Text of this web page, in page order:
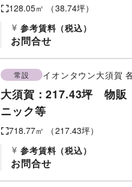
128.05㎡ （38.74坪）
参考賃料（税込）
お問合せ
常設 イオンタウン大須賀
大須賀：217.43坪 物販
ニック等
718.77㎡ （217.43坪）
参考賃料（税込）
お問合せ